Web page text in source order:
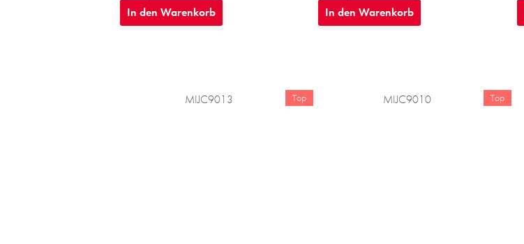
In den Warenkorb In den Warenkorb
MIJC9013 Top MIJC9010 Top